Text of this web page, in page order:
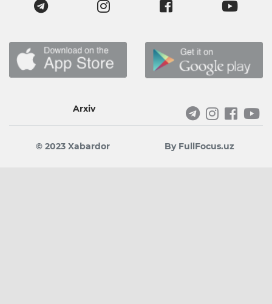
Arxiv
© 2023 Xabardor By FullFocus.uz